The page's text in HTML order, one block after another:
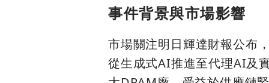
事件背景與市場影響
市場關注明日輝達財報公布
從生成式AI推進至代理AI及